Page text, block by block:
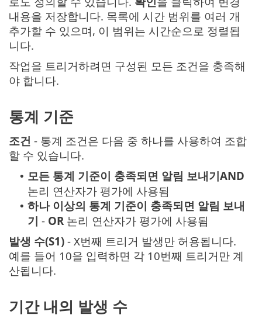
내용을 저장합니다. 목록에 시간 범위를 여러 개
추가할 수 있으며, 이 범위는 시간순으로 정렬됩
니다.
작업을 트리거하려면 구성된 모든 조건을 충족해
야 합니다.
통계 기준
조건 - 통계 조건은 다음 중 하나를 사용하여 조합
할 수 있습니다.
• 모든 통계 기준이 충족되면 알림 보내기AND
논리 연산자가 평가에 사용됨
• 하나 이상의 통계 기준이 충족되면 알림 보내
기 - OR 논리 연산자가 평가에 사용됨
발생 수(S1) - X번째 트리거 발생만 허용됩니다.
예를 들어 10을 입력하면 각 10번째 트리거만 계
산됩니다.
기간 내의 발생 수